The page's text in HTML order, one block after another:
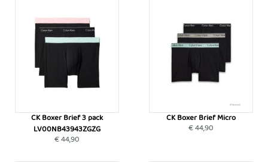
CK Boxer Brief 3 pack
LV00NB43943ZGZG
€ 44,90
CK Boxer Brief Micro
€ 44,90